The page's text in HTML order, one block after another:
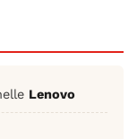
Lenovo